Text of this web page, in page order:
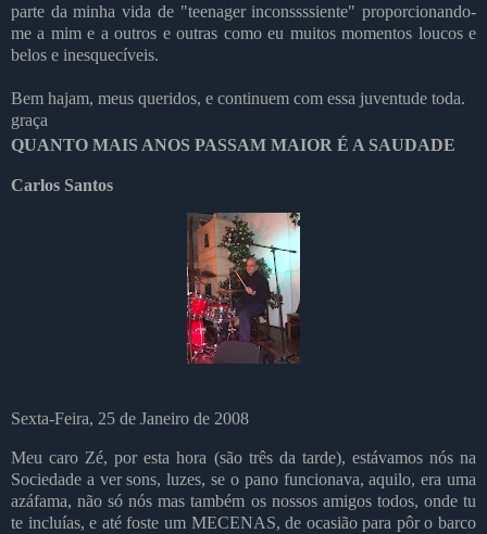
parte da minha vida de "teenager inconssssiente" proporcionando-
me a mim e a outros e outras como eu muitos momentos loucos e
belos e inesquecíveis.
Bem hajam, meus queridos, e continuem com essa juventude toda.
graça
QUANTO MAIS ANOS PASSAM MAIOR É A SAUDADE
Carlos Santos
Sexta-Feira, 25 de Janeiro de 2008
Meu caro Zé, por esta hora (são três da tarde), estávamos nós na
Sociedade a ver sons, luzes, se o pano funcionava, aquilo, era uma
azáfama, não só nós mas também os nossos amigos todos, onde tu
te incluías, e até foste um MECENAS, de ocasião para pôr o barco